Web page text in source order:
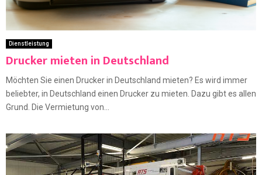
Dienstleistung
Drucker mieten in Deutschland
Möchten Sie einen Drucker in Deutschland mieten? Es wird immer
beliebter, in Deutschland einen Drucker zu mieten. Dazu gibt es allen
Grund. Die Vermietung von...